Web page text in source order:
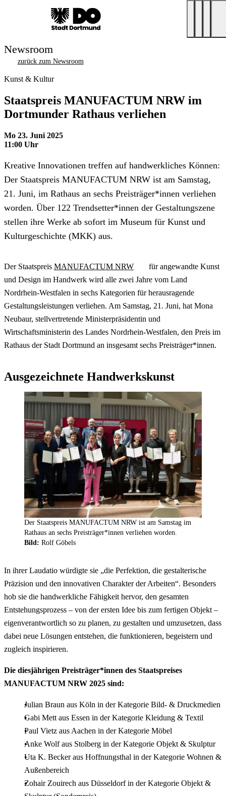
Newsroom
zurück zum Newsroom
Kunst & Kultur
Staatspreis MANUFACTUM NRW im
Dortmunder Rathaus verliehen
Mo 23. Juni 2025
11:00 Uhr
Kreative Innovationen treffen auf handwerkliches Können:
Der Staatspreis MANUFACTUM NRW ist am Samstag,
21. Juni, im Rathaus an sechs Preisträger*innen verliehen
worden. Über 122 Trendsetter*innen der Gestaltungszene
stellen ihre Werke ab sofort im Museum für Kunst und
Kulturgeschichte (MKK) aus.
Der Staatspreis MANUFACTUM NRW
für angewandte Kunst
und Design im Handwerk wird alle zwei Jahre vom Land
Nordrhein-Westfalen in sechs Kategorien für herausragende
Gestaltungsleistungen verliehen. Am Samstag, 21. Juni, hat Mona
Neubaur, stellvertretende Ministerpräsidentin und
Wirtschaftsministerin des Landes Nordrhein-Westfalen, den Preis im
Rathaus der Stadt Dortmund an insgesamt sechs Preisträger*innen.
Ausgezeichnete Handwerkskunst
Der Staatspreis MANUFACTUM NRW ist am Samstag im
Rathaus an sechs Preisträger*innen verliehen worden.
Bild: Rolf Göbels
In ihrer Laudatio würdigte sie „die Perfektion, die gestalterische
Präzision und den innovativen Charakter der Arbeiten“. Besonders
hob sie die handwerkliche Fähigkeit hervor, den gesamten
Entstehungsprozess – von der ersten Idee bis zum fertigen Objekt –
eigenverantwortlich so zu planen, zu gestalten und umzusetzen, dass
dabei neue Lösungen entstehen, die funktionieren, begeistern und
zugleich inspirieren.
Die diesjährigen Preisträger*innen des Staatspreises
MANUFACTUM NRW 2025 sind:
Julian Braun aus Köln in der Kategorie Bild- & Druckmedien
Gabi Mett aus Essen in der Kategorie Kleidung & Textil
Paul Vietz aus Aachen in der Kategorie Möbel
Anke Wolf aus Stolberg in der Kategorie Objekt & Skulptur
Uta K. Becker aus Hoffnungsthal in der Kategorie Wohnen &
Außenbereich
Zohair Zouirech aus Düsseldorf in der Kategorie Objekt &